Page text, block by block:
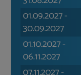
01.09.2027-
30.09.2027
01.10.2027-
06.11.2027